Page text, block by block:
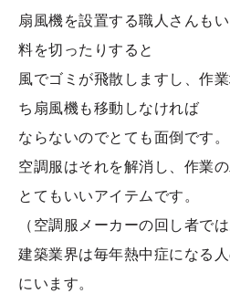
扇風機を設置する職人さんも
料を切ったりすると
風でゴミが飛散しますし、作
ち扇風機も移動しなければ
ならないのでとても面倒です。
空調服はそれを解消し、作業
とてもいいアイテムです。
（空調服メーカーの回し者で
建築業界は毎年熱中症になる
にいます。